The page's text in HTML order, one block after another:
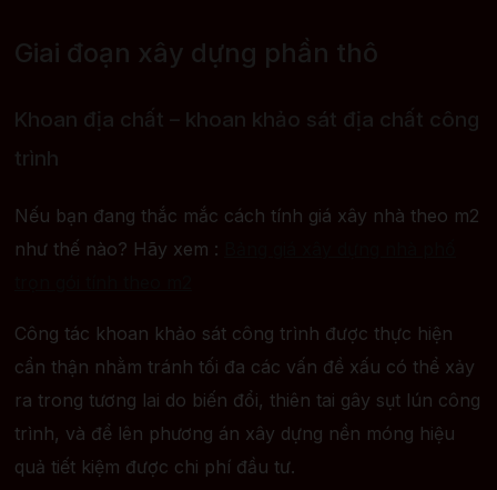
Giai đoạn xây dựng phần thô
Khoan địa chất – khoan khảo sát địa chất công
trình
Nếu bạn đang thắc mắc cách tính giá xây nhà theo m2
như thế nào? Hãy xem :
Công tác khoan khảo sát công trình được thực hiện
cẩn thận nhằm tránh tối đa các vấn đề xấu có thể xảy
ra trong tương lai do biến đổi, thiên tai gây sụt lún công
trình, và để lên phương án xây dựng nền móng hiệu
quả tiết kiệm được chi phí đầu tư.